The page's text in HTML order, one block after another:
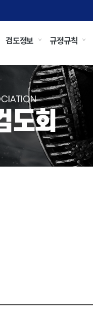
검도정보 규정규칙